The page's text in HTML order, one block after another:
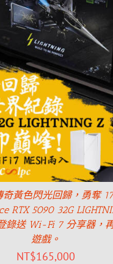
奇黃色閃光回歸，勇奪
RTX 5090 32G
錄送 Wi-Fi 7 分享器，
遊戲。
NT$165,000